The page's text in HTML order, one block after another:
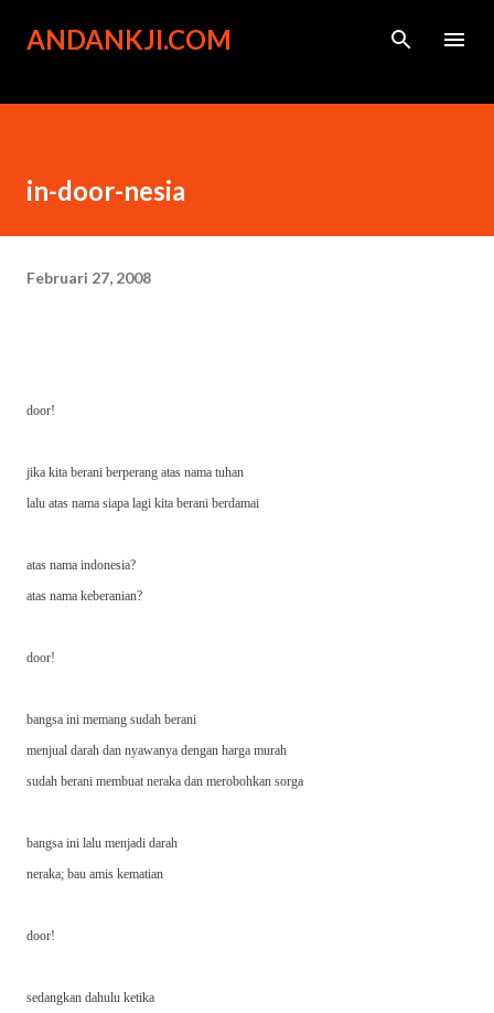
Langsung ke konten utama
ANDANKJI.COM
in-door-nesia
Februari 27, 2008
door!
jika kita berani berperang atas nama tuhan
lalu atas nama siapa lagi kita berani berdamai
atas nama indonesia?
atas nama keberanian?
door!
bangsa ini memang sudah berani
menjual darah dan nyawanya dengan harga murah
sudah berani membuat neraka dan merobohkan sorga
bangsa ini lalu menjadi darah
neraka; bau amis kematian
door!
sedangkan dahulu ketika